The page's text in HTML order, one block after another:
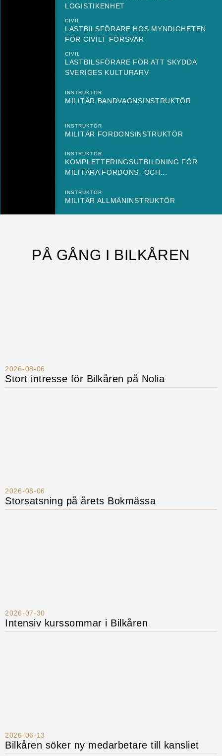
LOGISTIKENHET
CIVIL
LASTBILSFÖRARE HOS MYNDIGHETEN
FÖR CIVILT FÖRSVAR
CIVIL
LASTBILSFÖRARE FÖR ATT SKYDDA
SVERIGES KULTURARV
INSTRUKTÖR
MILITÄR BANDVAGNSINSTRUKTÖR
INSTRUKTÖR
MILITÄR FORDONSINSTRUKTÖR
INSTRUKTÖR
KOMPLETTERINGSUTBILDNING FÖR
MILITÄRA FORDONS- OCH...
INSTRUKTÖR
MILITÄR ALLMÄNINSTRUKTÖR
PÅ GÅNG I BILKÅREN
2026-08-06
Stort intresse för Bilkåren på Nolia
2026-08-06
Storsatsning på årets Bokmässa
2026-07-30
Intensiv kurssommar i Bilkåren
2026-06-13
Bilkåren söker ny medarbetare till kansliet